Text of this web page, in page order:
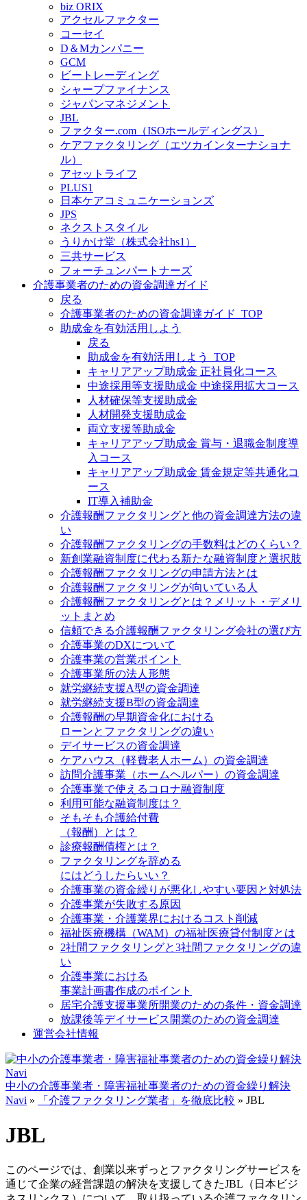
biz ORIX
アクセルファクター
コーセイ
D＆Mカンパニー
GCM
ビートレーディング
シャープファイナンス
ジャパンマネジメント
JBL
ファクター.com（ISOホールディングス）
ケアファクタリング（エツカインターナショナ
ル）
アセットライフ
PLUS1
日本ケアコミュニケーションズ
JPS
ネクストスタイル
うりかけ堂（株式会社hs1）
三共サービス
フォーチュンパートナーズ
介護事業者のための資金調達ガイド
戻る
介護事業者のための資金調達ガイド_TOP
助成金を有効活用しよう
戻る
助成金を有効活用しよう_TOP
キャリアアップ助成金 正社員化コース
中途採用等支援助成金 中途採用拡大コース
人材確保等支援助成金
人材開発支援助成金
両立支援等助成金
キャリアアップ助成金 賞与・退職金制度導
入コース
キャリアアップ助成金 賃金規定等共通化コ
ース
IT導入補助金
介護報酬ファクタリングと他の資金調達方法の違
い
介護報酬ファクタリングの手数料はどのくらい？
新創業融資制度に代わる新たな融資制度と選択肢
介護報酬ファクタリングの申請方法とは
介護報酬ファクタリングが向いている人
介護報酬ファクタリングとは？メリット・デメリ
ットまとめ
信頼できる介護報酬ファクタリング会社の選び方
介護事業のDXについて
介護事業の営業ポイント
介護事業所の法人形態
就労継続支援A型の資金調達
就労継続支援B型の資金調達
介護報酬の早期資金化における
ローンとファクタリングの違い
デイサービスの資金調達
ケアハウス（軽費老人ホーム）の資金調達
訪問介護事業（ホームヘルパー）の資金調達
介護事業で使えるコロナ融資制度
利用可能な融資制度は？
そもそも介護給付費
（報酬）とは？
診療報酬債権とは？
ファクタリングを辞める
にはどうしたらいい？
介護事業の資金繰りが悪化しやすい要因と対処法
介護事業が失敗する原因
介護事業・介護業界におけるコスト削減
福祉医療機構（WAM）の福祉医療貸付制度とは
2社間ファクタリングと3社間ファクタリングの違
い
介護事業における
事業計画書作成のポイント
居宅介護支援事業所開業のための条件・資金調達
放課後等デイサービス開業のための資金調達
運営会社情報
中小の介護事業者・障害福祉事業者のための資金繰り解決
Navi » 「介護ファクタリング業者」を徹底比較 » JBL
JBL
このページでは、創業以来ずっとファクタリングサービスを
通じて企業の経営課題の解決を支援してきたJBL（日本ビジ